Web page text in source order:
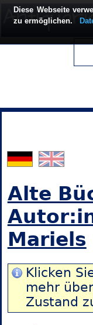
Alte
Mariels
Klicken
mehr
Zustand
Diese Webseite
zu ermöglichen.